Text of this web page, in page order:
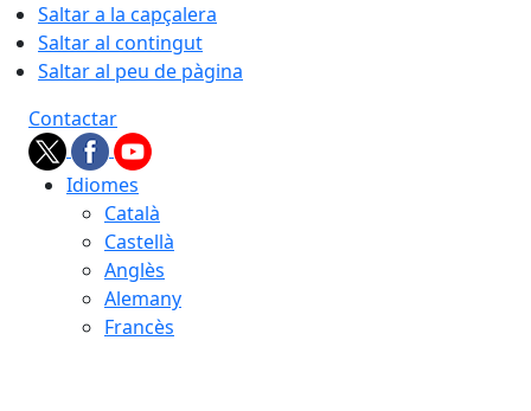
Saltar a la capçalera
Saltar al contingut
Saltar al peu de pàgina
Contactar
Idiomes
Català
Castellà
Anglès
Alemany
Francès